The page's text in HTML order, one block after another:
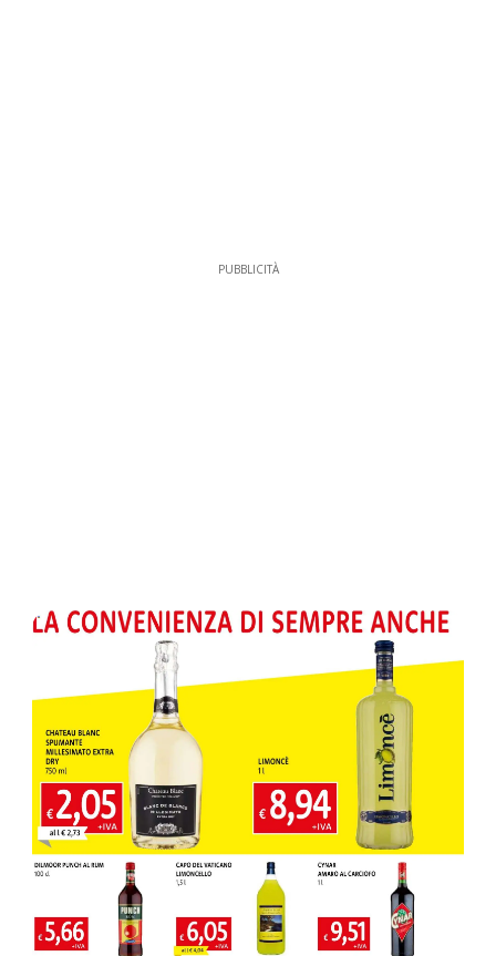
PUBBLICITÀ